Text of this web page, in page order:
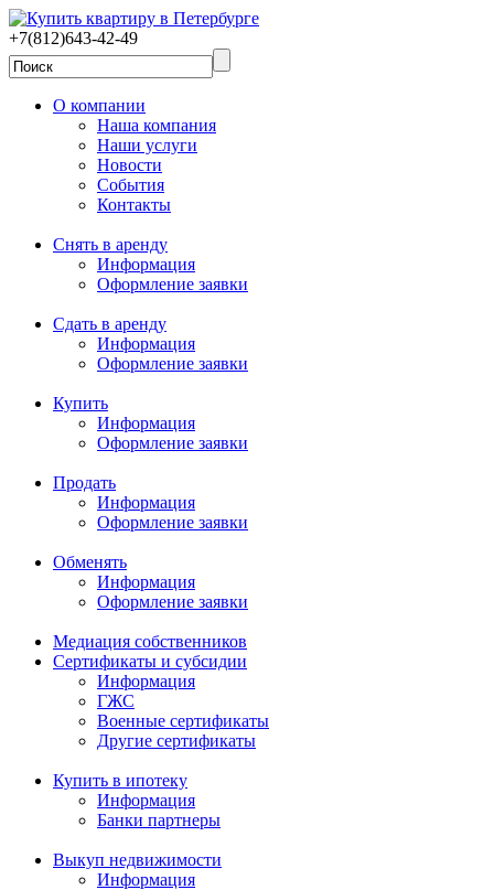
+7(812)643-42-49
О компании
Наша компания
Наши услуги
Новости
События
Контакты
Снять в аренду
Информация
Оформление заявки
Сдать в аренду
Информация
Оформление заявки
Купить
Информация
Оформление заявки
Продать
Информация
Оформление заявки
Обменять
Информация
Оформление заявки
Медиация собственников
Сертификаты и субсидии
Информация
ГЖС
Военные сертификаты
Другие сертификаты
Купить в ипотеку
Информация
Банки партнеры
Выкуп недвижимости
Информация